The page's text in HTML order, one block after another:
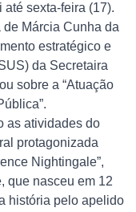
sexta-feira (17).
Márcia Cunha da
estratégico e
da Secretaira
sobre a “Atuação
as atividades do
protagonizada
Nightingale”,
que nasceu em 12
história pelo apelido